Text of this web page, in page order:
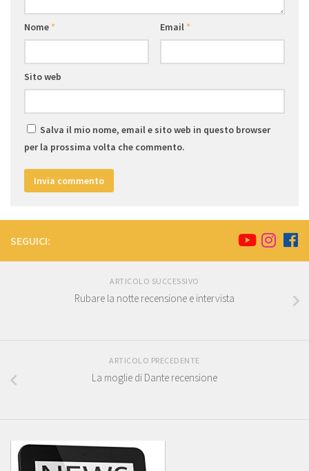
Nome* Email*
Sito web
Salva il mio nome, email e sito web in questo browser
per la prossima volta che commento.
SEGUICI:
ARTICOLO SUCCESSIVO
Rubare la notte recensione e intervista
ARTICOLO PRECEDENTE
La moglie di Dante recensione